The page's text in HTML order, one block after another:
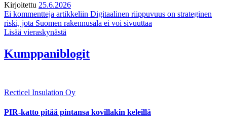
Kirjoitettu 25.6.2026
Ei kommentteja artikkeliin Digitaalinen riippuvuus on strateginen
riski, jota Suomen rakennusala ei voi sivuuttaa
Lisää vieraskynästä
Kumppaniblogit
Recticel Insulation Oy
PIR-katto pitää pintansa kovillakin keleillä